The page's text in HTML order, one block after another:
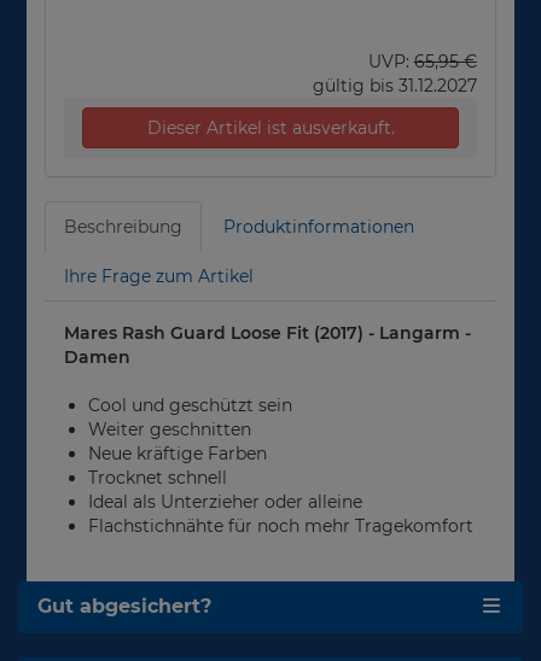
UVP:65,95 €
gültig bis 31.12.2027
Dieser Artikel ist ausverkauft.
Beschreibung Produktinformationen
Ihre Frage zum Artikel
Mares Rash Guard Loose Fit (2017) - Langarm -
Damen
Cool und geschützt sein
Weiter geschnitten
Neue kräftige Farben
Trocknet schnell
Ideal als Unterzieher oder alleine
Flachstichnähte für noch mehr Tragekomfort
Gut abgesichert?